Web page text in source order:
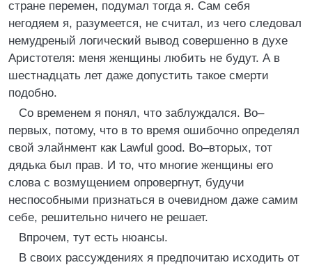
стране перемен, подумал тогда я. Сам себя
негодяем я, разумеется, не считал, из чего следовал
немудреный логический вывод совершенно в духе
Аристотеля: меня женщины любить не будут. А в
шестнадцать лет даже допустить такое смерти
подобно.
Со временем я понял, что заблуждался. Во–
первых, потому, что в то время ошибочно определял
свой элайнмент как Lawful good. Во–вторых, тот
дядька был прав. И то, что многие женщины его
слова с возмущением опровергнут, будучи
неспособными признаться в очевидном даже самим
себе, решительно ничего не решает.
Впрочем, тут есть нюансы.
В своих рассуждениях я предпочитаю исходить от